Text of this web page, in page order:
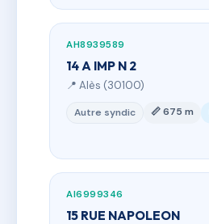
AH8939589
14 A IMP N 2
📍 Alès (30100)
Autre syndic 📏 675 m
AI6999346
15 RUE NAPOLEON